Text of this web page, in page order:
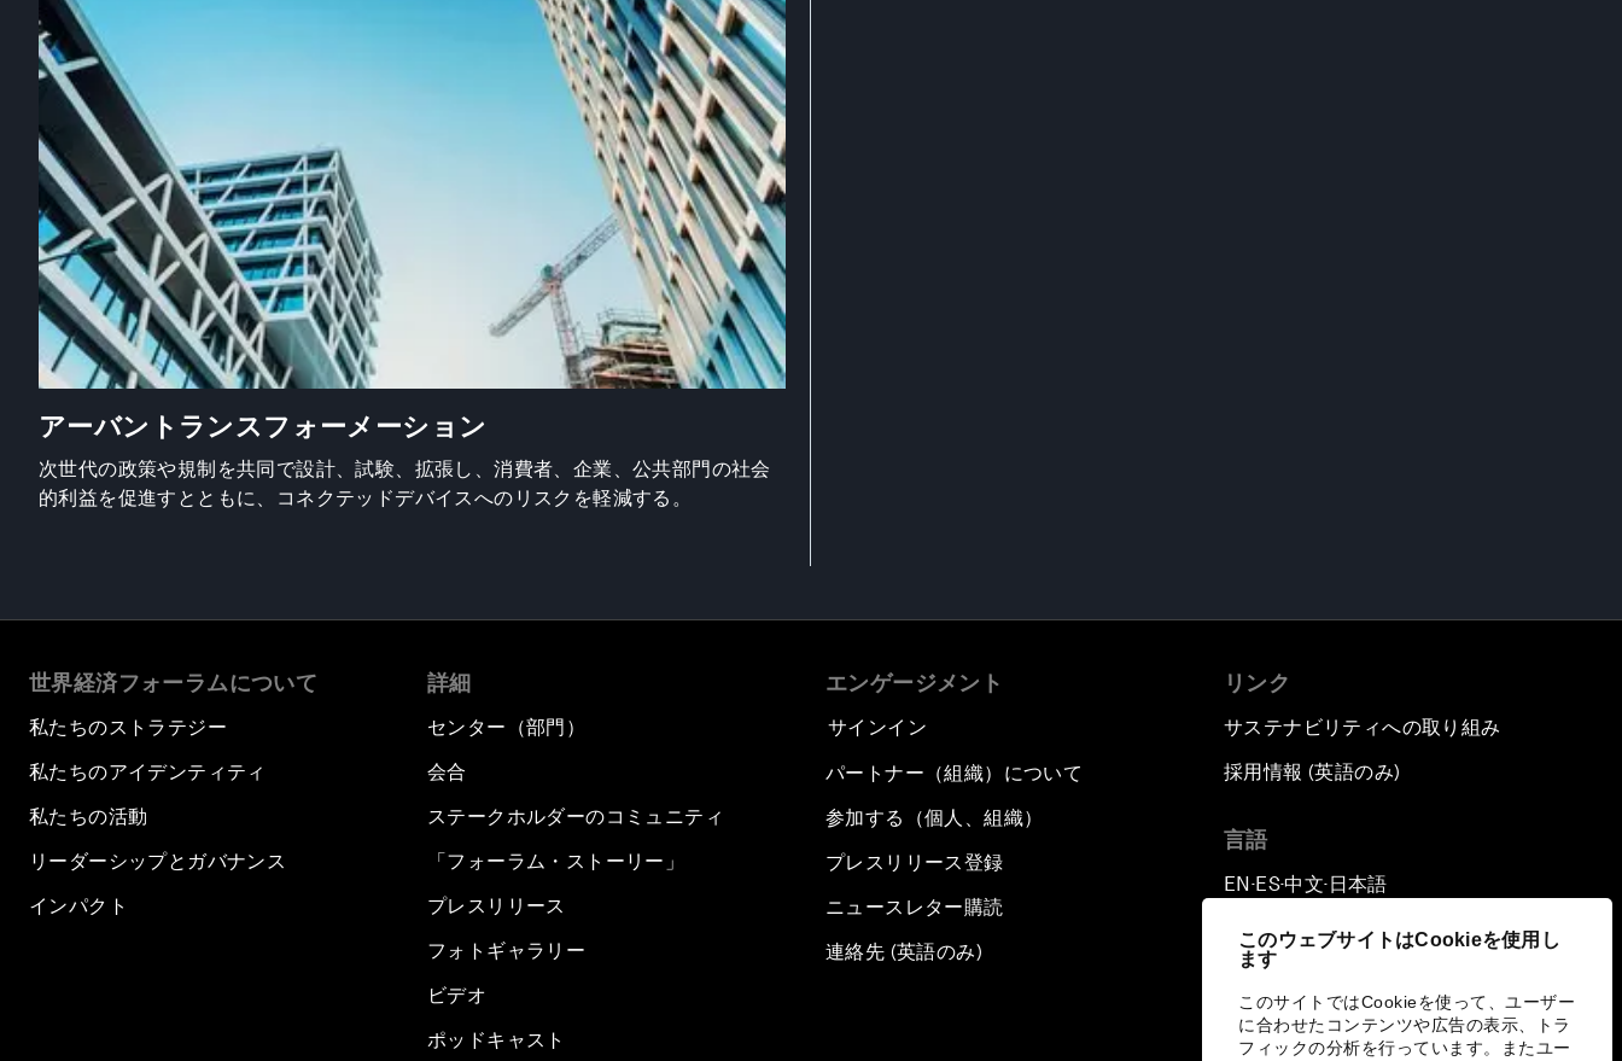
このウェブサイトはCookieを使用し
ます
このサイトではCookieを使って、ユーザー
に合わせたコンテンツや広告の表示、トラ
フィックの分析を行っています。またユー
アーバントランスフォーメーション
次世代の政策や規制を共同で設計、試験、拡張し、消費者、企業、公共部門の社会
的利益を促進すとともに、コネクテッドデバイスへのリスクを軽減する。
世界経済フォーラムについて
私たちのストラテジー
私たちのアイデンティティ
私たちの活動
リーダーシップとガバナンス
インパクト
詳細
センター（部門）
会合
ステークホルダーのコミュニティ
「フォーラム・ストーリー」
プレスリリース
フォトギャラリー
ビデオ
ポッドキャスト
エンゲージメント
サインイン
パートナー（組織）について
参加する（個人、組織）
プレスリリース登録
ニュースレター購読
連絡先 (英語のみ)
リンク
サステナビリティへの取り組み
採用情報 (英語のみ)
言語
EN ▪ES▪中文▪ 日本語